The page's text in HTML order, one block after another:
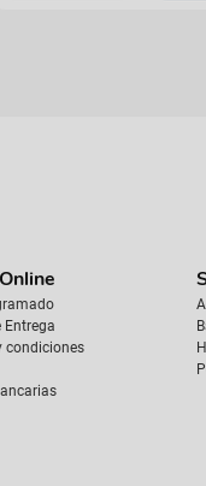
Entrega
condiciones